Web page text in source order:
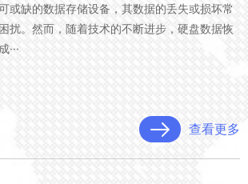
或缺的数据存储设备，其数据的丢失或损坏常
扰。然而，随着技术的不断进步，硬盘数据恢
查看更多